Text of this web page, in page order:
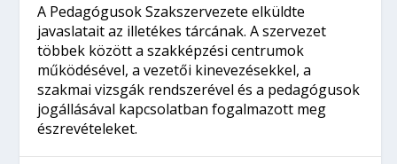
A Pedagógusok Szakszervezete elküldte
javaslatait az illetékes tárcának. A szervezet
többek között a szakképzési centrumok
működésével, a vezetői kinevezésekkel, a
szakmai vizsgák rendszerével és a pedagógusok
jogállásával kapcsolatban fogalmazott meg
észrevételeket.